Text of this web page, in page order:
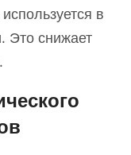
в
Это снижает